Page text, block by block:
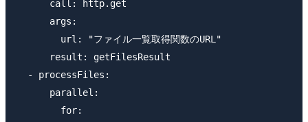
      call: http.get
      args:
        url: "ファイル一覧取得関数のURL"
      result: getFilesResult
  - processFiles:
      parallel:
        for: